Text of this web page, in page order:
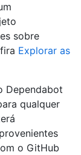
sobre
Explorar as
Dependabot
qualquer
o GitHub